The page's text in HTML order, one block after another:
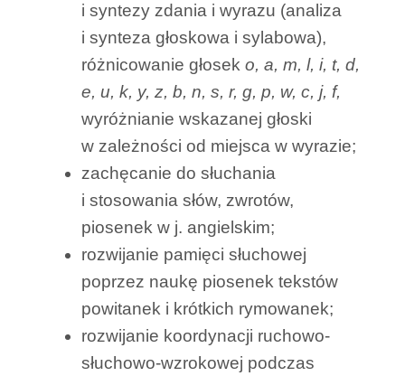
i syntezy zdania i wyrazu (analiza
i synteza głoskowa i sylabowa),
różnicowanie głosek o, a, m, l, i, t, d,
e, u, k, y, z, b, n, s, r, g, p, w, c, j, f,
wyróżnianie wskazanej głoski
w zależności od miejsca w wyrazie;
zachęcanie do słuchania
i stosowania słów, zwrotów,
piosenek w j. angielskim;
rozwijanie pamięci słuchowej
poprzez naukę piosenek tekstów
powitanek i krótkich rymowanek;
rozwijanie koordynacji ruchowo-
słuchowo-wzrokowej podczas